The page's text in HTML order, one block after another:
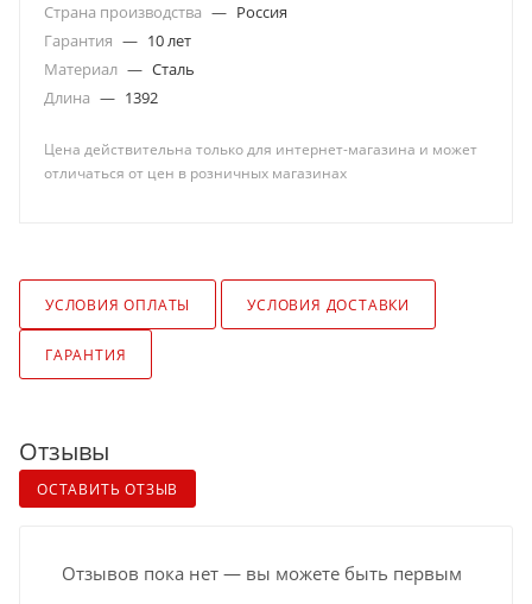
Страна производства — Россия
Гарантия — 10 лет
Материал — Сталь
Длина — 1392
Цена действительна только для интернет-магазина и может
отличаться от цен в розничных магазинах
УСЛОВИЯ ОПЛАТЫ УСЛОВИЯ ДОСТАВКИ
ГАРАНТИЯ
Отзывы
ОСТАВИТЬ ОТЗЫВ
Отзывов пока нет — вы можете быть первым